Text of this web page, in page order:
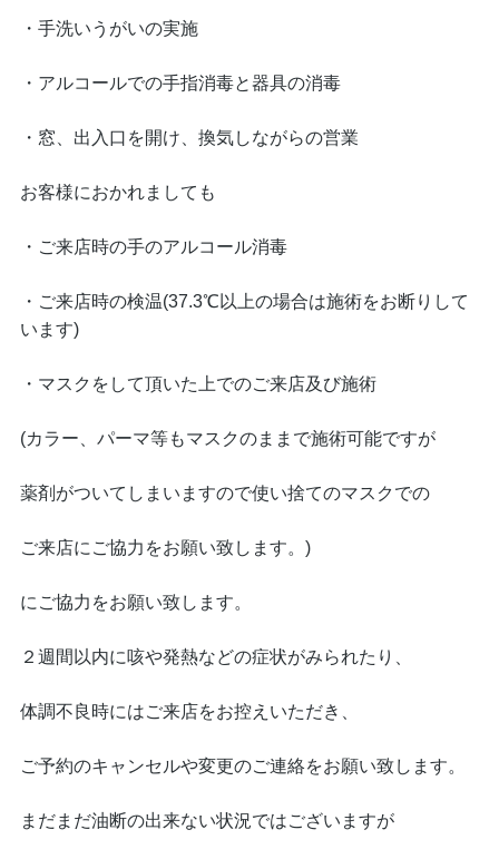
・手洗いうがいの実施
・アルコールでの手指消毒と器具の消毒
・窓、出入口を開け、換気しながらの営業
お客様におかれましても
・ご来店時の手のアルコール消毒
・ご来店時の検温(37.3℃以上の場合は施術をお断りして
います)
・マスクをして頂いた上でのご来店及び施術
(カラー、パーマ等もマスクのままで施術可能ですが
薬剤がついてしまいますので使い捨てのマスクでの
ご来店にご協力をお願い致します。)
にご協力をお願い致します。
２週間以内に咳や発熱などの症状がみられたり、
体調不良時にはご来店をお控えいただき、
ご予約のキャンセルや変更のご連絡をお願い致します。
まだまだ油断の出来ない状況ではございますが